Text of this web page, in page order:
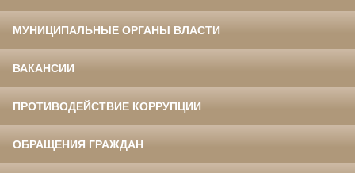
МУНИЦИПАЛЬНЫЕ ОРГАНЫ ВЛАСТИ
ВАКАНСИИ
ПРОТИВОДЕЙСТВИЕ КОРРУПЦИИ
ОБРАЩЕНИЯ ГРАЖДАН